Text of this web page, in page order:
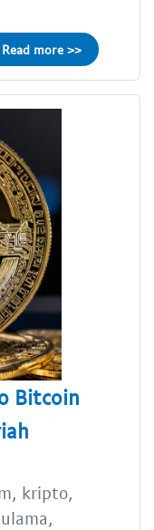
Read more >>
Bitcoin
kripto,